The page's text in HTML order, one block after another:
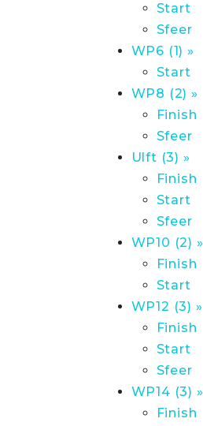
Start
Sfeer
WP6 (1) »
Start
WP8 (2) »
Finish
Sfeer
Ulft (3) »
Finish
Start
Sfeer
WP10 (2) »
Finish
Start
WP12 (3) »
Finish
Start
Sfeer
WP14 (3) »
Finish